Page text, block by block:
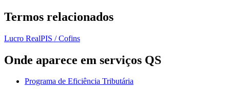
Termos relacionados
Lucro RealPIS / Cofins
Onde aparece em serviços QS
Programa de Eficiência Tributária